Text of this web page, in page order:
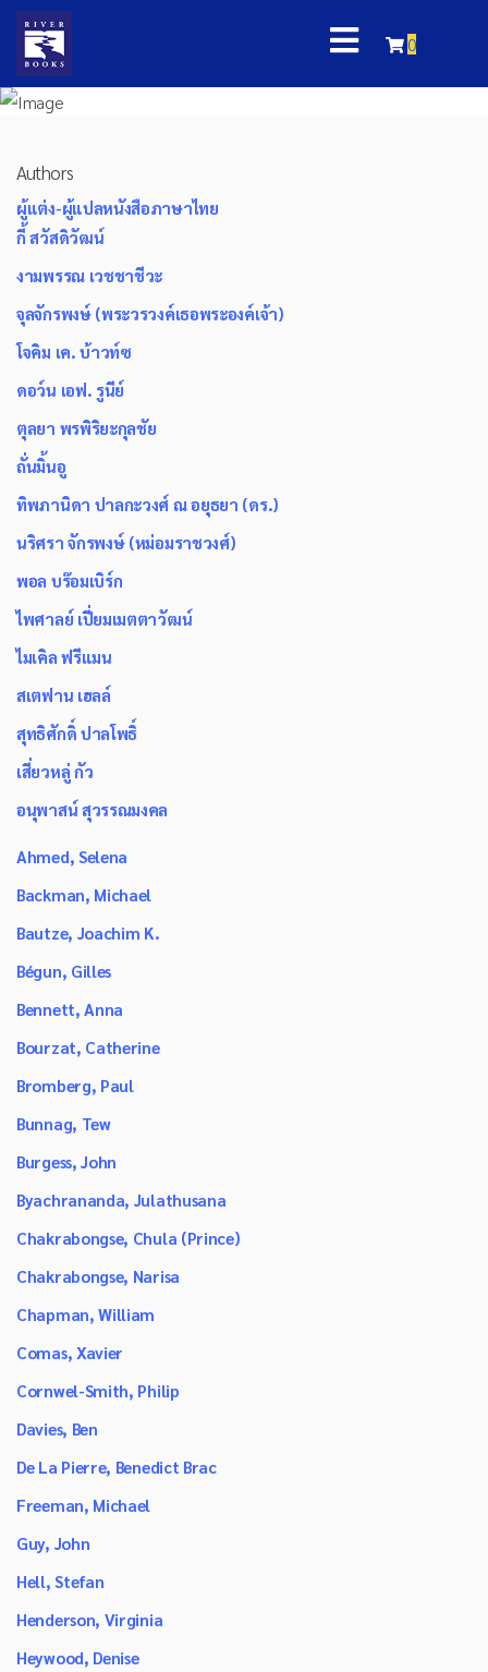
0
Authors
ผู้แต่ง-ผู้แปลหนังสือภาษาไทย
กี้ สวัสดิวัฒน์
งามพรรณ เวชชาชีวะ
จุลจักรพงษ์ (พระวรวงค์เธอพระองค์เจ้า)
โจคิม เค. บ้าวท์ซ
ดอว์น เอฟ. รูนีย์
ตุลยา พรพิริยะกุลชัย
ถั่นมิ้นอู
ทิพภานิดา ปาลกะวงศ์ ณ อยุธยา (ดร.)
นริศรา จักรพงษ์ (หม่อมราชวงศ์)
พอล บร๊อมเบิร์ก
ไพศาลย์ เปี่ยมเมตตาวัฒน์
ไมเคิล ฟรีแมน
สเตฟาน เฮลล์
สุทธิศักดิ์ ปาลโพธิ์
เสี่ยวหลู่ กัว
อนุพาสน์ สุวรรณมงคล
Ahmed, Selena
Backman, Michael
Bautze, Joachim K.
Bégun, Gilles
Bennett, Anna
Bourzat, Catherine
Bromberg, Paul
Bunnag, Tew
Burgess, John
Byachrananda, Julathusana
Chakrabongse, Chula (Prince)
Chakrabongse, Narisa
Chapman, William
Comas, Xavier
Cornwel-Smith, Philip
Davies, Ben
De La Pierre, Benedict Brac
Freeman, Michael
Guy, John
Hell, Stefan
Henderson, Virginia
Heywood, Denise